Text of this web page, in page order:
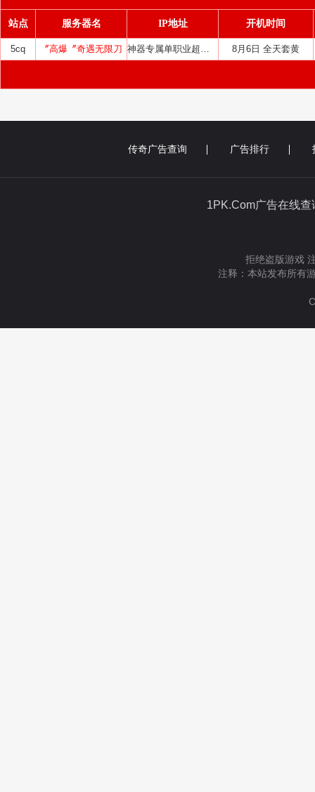
站点 服务器名 IP地址 开机时间
5cq 〞高爆〞奇遇无限刀 神器专属单职业超变中变迷失 8月6日 全天套黄
传奇广告查询 广告排行
1PK.Com广告在
拒绝盗版游戏
注释：本站发布所有